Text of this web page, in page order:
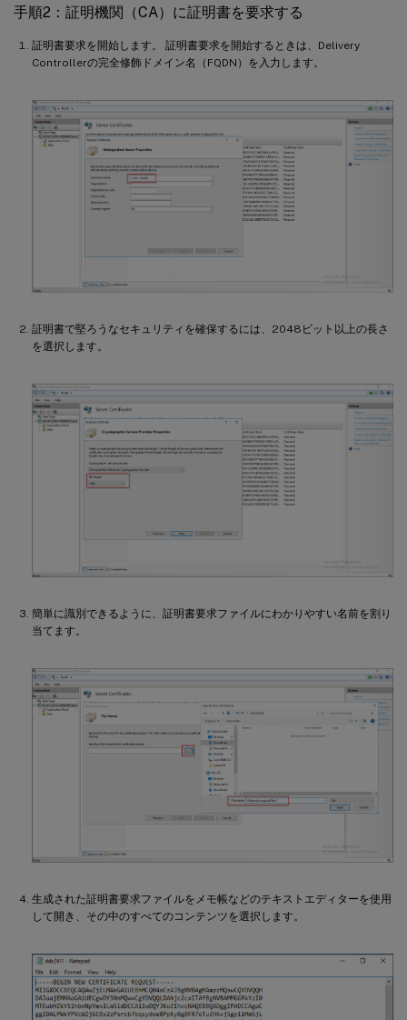
手順2：証明機関（CA）に証明書を要求する
証明書要求を開始します。 証明書要求を開始するときは、Delivery
Controllerの完全修飾ドメイン名（FQDN）を入力します。
証明書で堅ろうなセキュリティを確保するには、2048ビット以上の長さ
を選択します。
簡単に識別できるように、証明書要求ファイルにわかりやすい名前を割り
当てます。
生成された証明書要求ファイルをメモ帳などのテキストエディターを使用
して開き、その中のすべてのコンテンツを選択します。